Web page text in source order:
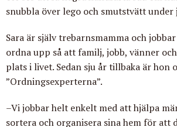
snubbla över lego och smutstvätt under
Sara är själv trebarnsmamma och
ordna upp så att familj, jobb, vänner
plats i livet. Sedan sju år tillbaka är hon
”Ordningsexperterna”.
–Vi jobbar helt enkelt med att hjälpa
sortera och organisera sina hem för att